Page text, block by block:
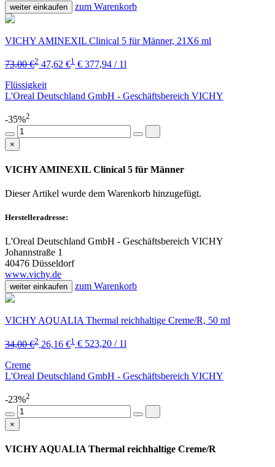
weiter einkaufen zum Warenkorb
VICHY AMINEXIL Clinical 5 für Männer, 21X6 ml
73,00 €2 47,62 €1 € 377,94 / 1l
Flüssigkeit
L'Oreal Deutschland GmbH - Geschäftsbereich VICHY
-35%2
×
VICHY AMINEXIL Clinical 5 für Männer
Dieser Artikel wurde dem Warenkorb hinzugefügt.
Herstelleradresse:
L'Oreal Deutschland GmbH - Geschäftsbereich VICHY
Johannstraße 1
40476 Düsseldorf
www.vichy.de
weiter einkaufen zum Warenkorb
VICHY AQUALIA Thermal reichhaltige Creme/R, 50 ml
34,00 €2 26,16 €1 € 523,20 / 1l
Creme
L'Oreal Deutschland GmbH - Geschäftsbereich VICHY
-23%2
×
VICHY AQUALIA Thermal reichhaltige Creme/R